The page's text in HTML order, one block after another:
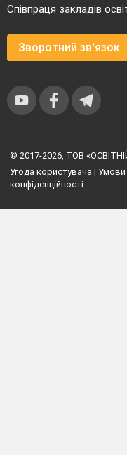
давнього
•
Співпраця закладів
Зворотний зв'язок
© 2017-2026, ТОВ
Угода користувача | Умови
конфіденційності